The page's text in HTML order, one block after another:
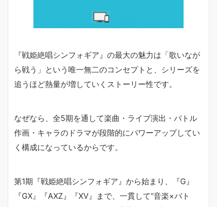
『戦姫絶唱シンフォギア』の最大の魅力は「歌いなが
ら戦う」という唯一無二のコンセプトと、シリーズを
追うほど熱量が増していくストーリー性です。
なぜなら、全5期を通して楽曲・ライブ演出・バトル
作画・キャラのドラマが段階的にパワーアップしてい
く構成になっているからです。
第1期『戦姫絶唱シンフォギア』から始まり、『G』
『GX』『AXZ』『XV』まで、一貫して“音楽×バト